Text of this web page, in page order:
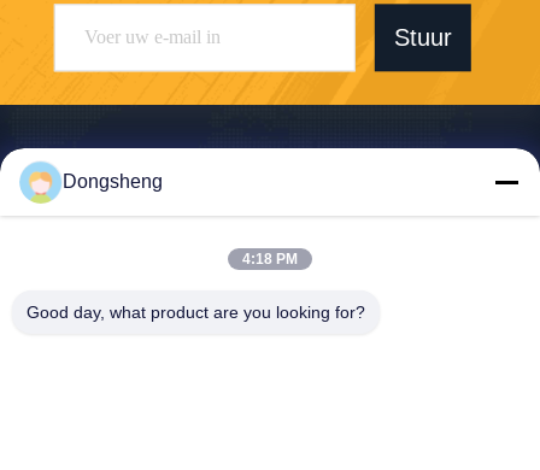
Stuur
Co., Ltd
yubin@dswintec.com
Dongsheng
4:18 PM
Good day, what product are you looking for?